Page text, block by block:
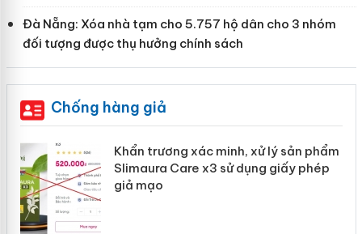
Đà Nẵng: Xóa nhà tạm cho 5.757 hộ dân cho 3 nhóm
đối tượng được thụ hưởng chính sách
Chống hàng giả
Khẩn trương xác minh, xử lý sản phẩm
Slimaura Care x3 sử dụng giấy phép
giả mạo